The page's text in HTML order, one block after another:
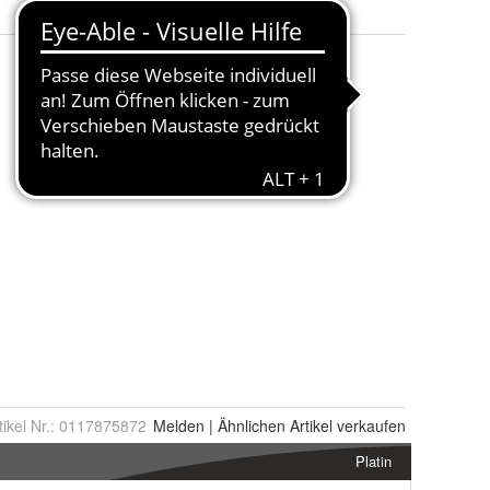
Nr.: 0117875872 Melden | Ähnlichen Artikel verkaufen
Platin